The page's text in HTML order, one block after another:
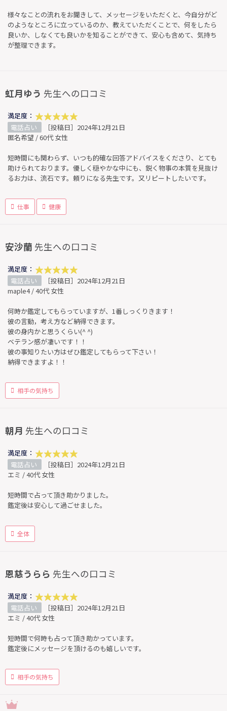
様々なことの流れをお聞きして、メッセージをいただくと、今自分がど
のようなところに立っているのか、教えていただくことで、何をしたら
良いか、しなくても良いかを知ることができて、安心も含めて、気持ち
が整理できます。
虹月ゆう 先生への口コミ
満足度：
電話占い
［投稿日］2024年12月21日
匿名希望 / 60代 女性
短時間にも関わらず、いつも的確な回答アドバイスをくださり、とても
助けられております。優しく穏やかな中にも、鋭く物事の本質を見抜け
るお力は、流石です。頼りになる先生です。又リピートしたいです。
仕事 健康
安沙蘭 先生への口コミ
満足度：
電話占い
［投稿日］2024年12月21日
maple4 / 40代 女性
何時か鑑定してもらっていますが、1番しっくりきます！
彼の言動，考え方など納得できます。
彼の身内かと思うくらい(^ ^)
ベテラン感が凄いです！！
彼の事知りたい方はぜひ鑑定してもらって下さい！
納得できますよ！！
相手の気持ち
朝月 先生への口コミ
満足度：
電話占い
［投稿日］2024年12月21日
エミ / 40代 女性
短時間で占って頂き助かりました。
鑑定後は安心して過ごせました。
全体
恩慈うらら 先生への口コミ
満足度：
電話占い
［投稿日］2024年12月21日
エミ / 40代 女性
短時間で何時も占って頂き助かっています。
鑑定後にメッセージを頂けるのも嬉しいです。
相手の気持ち